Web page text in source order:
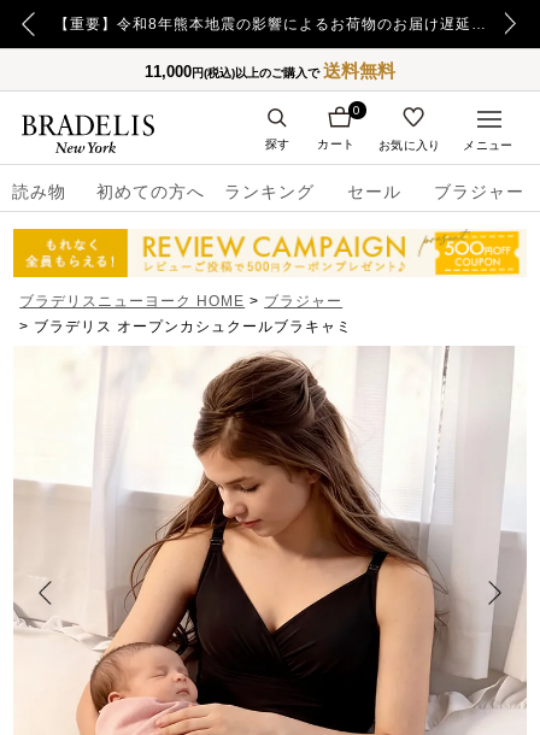
【重要】日本郵便の障害による配送への影響についてのお詫び 【重要】令和8年熊本地震の影響によるお荷物のお届け遅延について
11,000円(税込)以上のご購入で送料無料
読み物 初めての方へ ランキング セール ブラジャー
カート
0
お気に入り
探す メニュー
ブラデリスニューヨーク HOME
ブラジャー
ブラデリス オープンカシュクールブラキャミ